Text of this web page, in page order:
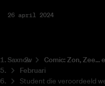
26 april 2024
Saxnow Co­mic: Zon, Zee...
Februari
Student die veroordeeld